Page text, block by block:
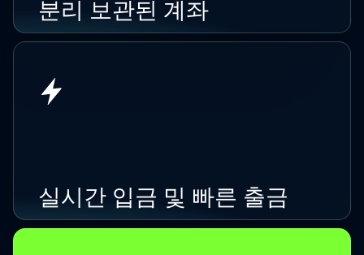
분리 보관된 계좌
실시간 입금 및 빠른 출금